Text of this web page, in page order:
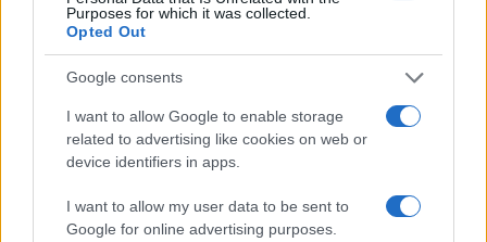
Purposes for which it was collected.
Opted Out
Google consents
I want to allow Google to enable storage
related to advertising like cookies on web or
device identifiers in apps.
I want to allow my user data to be sent to
Google for online advertising purposes.
Σχόλια
Σχολίασε εδώ
και τα στοιχεία που την
εμπλέκουν